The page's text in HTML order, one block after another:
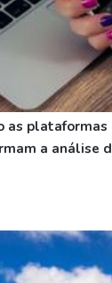
as
a análise